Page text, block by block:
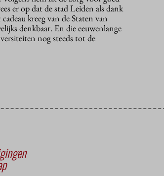
er op dat de stad Leiden als dank
kreeg van de Staten van
denkbaar. En die eeuwenlange
nog steeds tot de